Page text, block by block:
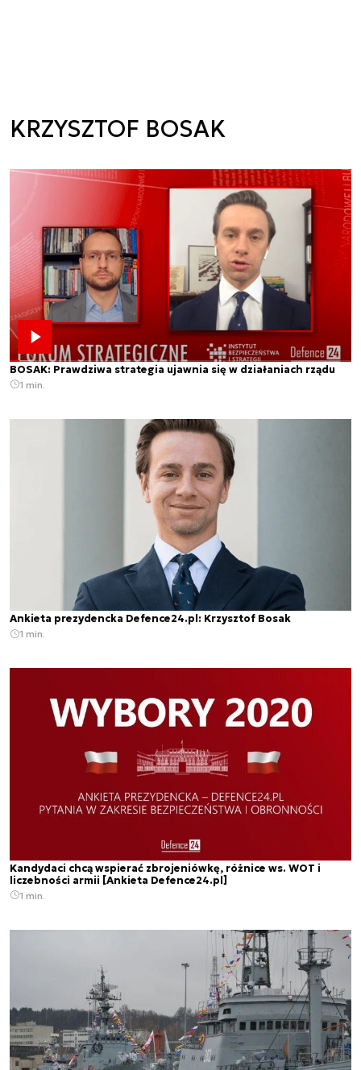
KRZYSZTOF BOSAK
BOSAK: Prawdziwa strategia ujawnia się w działaniach rządu
1 min.
Ankieta prezydencka Defence24.pl: Krzysztof Bosak
1 min.
Kandydaci chcą wspierać zbrojeniówkę, różnice ws. WOT i
liczebności armii [Ankieta Defence24.pl]
1 min.